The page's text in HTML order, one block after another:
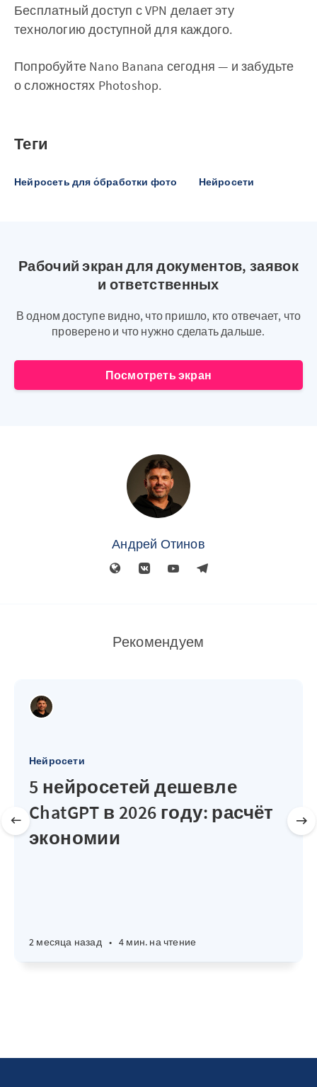
Бесплатный доступ с VPN делает эту
технологию доступной для каждого.
Попробуйте Nano Banana сегодня — и забудьте
о сложностях Photoshop.
Теги
Нейросеть для о́бработки фото Нейросети
Рабочий экран для документов, заявок
и ответственных
В одном доступе видно, что пришло, кто отвечает, что
проверено и что нужно сделать дальше.
Посмотреть экран
Андрей Отинов
Рекомендуем
Нейросети
5 нейросетей дешевле
ChatGPT в 2026 году: расчёт
экономии
2 месяца назад • 4 мин. на чтение